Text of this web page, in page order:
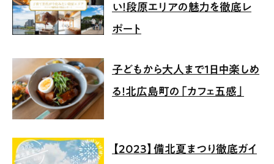
い！段原エリアの魅力を徹底レ
ポート
子どもから大人まで1日中楽しめ
る！北広島町の「カフェ五感」
【2023】備北夏まつり徹底ガイ